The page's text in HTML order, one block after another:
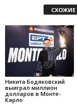
СХОЖИЕ
Никита Бодяковский
выиграл миллион
долларов в Монте-
Карло